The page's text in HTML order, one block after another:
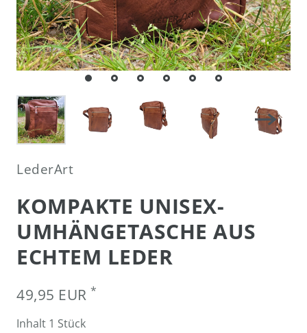
LederArt
KOMPAKTE UNISEX-
UMHÄNGETASCHE AUS
ECHTEM LEDER
49,95 EUR *
Inhalt 1 Stück